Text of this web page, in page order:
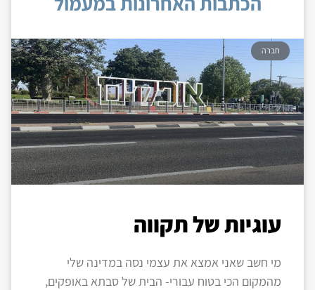
חברה
עוגיות של תקווה
מי חשב שאני אמצא את עצמי נסה במדינה שלי
מהמקום הכי בטוח עבורי- הבית של סבתא באופקים,